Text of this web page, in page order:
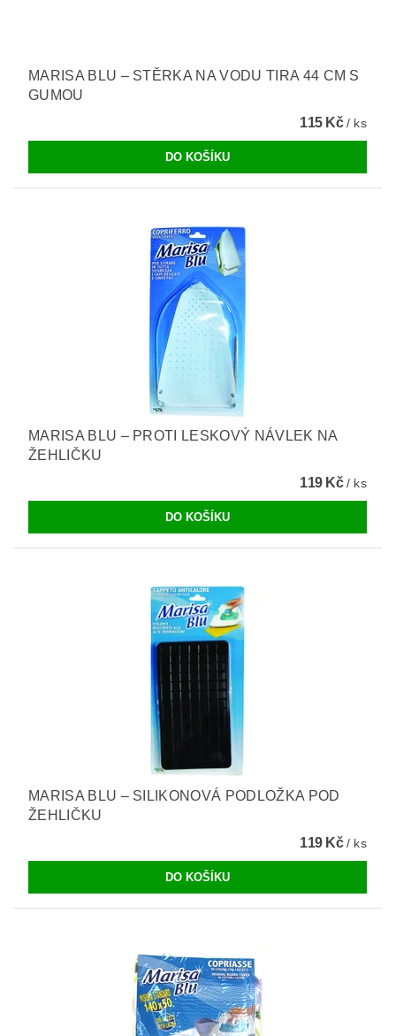
MARISA BLU – STĚRKA NA VODU TIRA 44 CM S
GUMOU
115 Kč/ ks
MARISA BLU – PROTI LESKOVÝ NÁVLEK NA
ŽEHLIČKU
119 Kč/ ks
MARISA BLU – SILIKONOVÁ PODLOŽKA POD
ŽEHLIČKU
119 Kč/ ks